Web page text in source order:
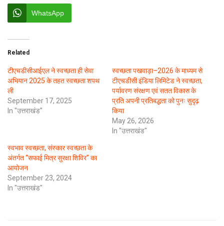
WhatsApp
Related
टीएचडीसीआईएल ने स्वच्छता ही सेवा
अभियान 2025 के तहत स्वच्छता शपथ
ली
September 17, 2025
In "उत्तराखंड"
स्वच्छता पखवाड़ा–2026 के माध्यम से
टीएचडीसी इंडिया लिमिटेड ने स्वच्छता,
पर्यावरण संरक्षण एवं सतत विकास के
प्रति अपनी प्रतिबद्धता को पुनः सुदृढ़
किया
May 26, 2026
In "उत्तराखंड"
स्वभाव स्वच्छता, संस्कार स्वच्छता के
अंतर्गत “सफाई मित्र सुरक्षा शिविर” का
आयोजन
September 23, 2024
In "उत्तराखंड"